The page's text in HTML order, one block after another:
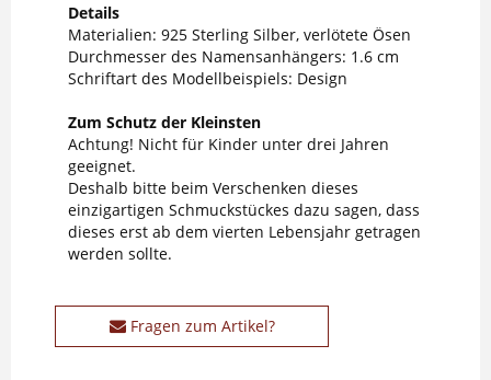
Details
Materialien: 925 Sterling Silber, verlötete Ösen
Durchmesser des Namensanhängers: 1.6 cm
Schriftart des Modellbeispiels: Design
Zum Schutz der Kleinsten
Achtung! Nicht für Kinder unter drei Jahren
geeignet.
Deshalb bitte beim Verschenken dieses
einzigartigen Schmuckstückes dazu sagen, dass
dieses erst ab dem vierten Lebensjahr getragen
werden sollte.
Fragen zum Artikel?